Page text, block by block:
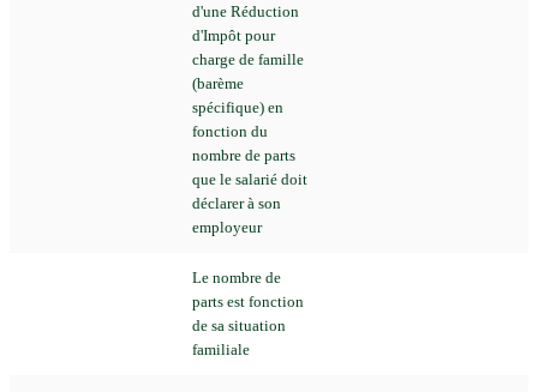
d'une Réduction
d'Impôt pour
charge de famille
(barème
spécifique) en
fonction du
nombre de parts
que le salarié doit
déclarer à son
employeur
Le nombre de
parts est fonction
de sa situation
familiale